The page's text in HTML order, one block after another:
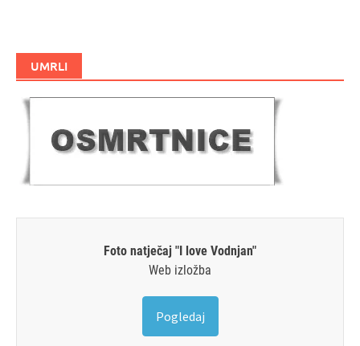
UMRLI
Foto natječaj "I love Vodnjan"
Web izložba
Pogledaj